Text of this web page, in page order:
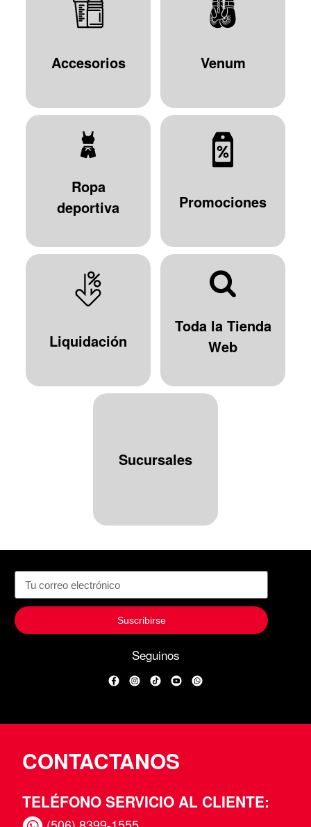
Accesorios Venum
Ropa
deportiva
Promociones
Liquidación
Toda la Tienda
Web
Sucursales
Suscribirse
Seguinos
FacebookInstagram
TikTokYouTubeWhatsApp
CONTACTANOS
TELÉFONO SERVICIO AL CLIENTE: